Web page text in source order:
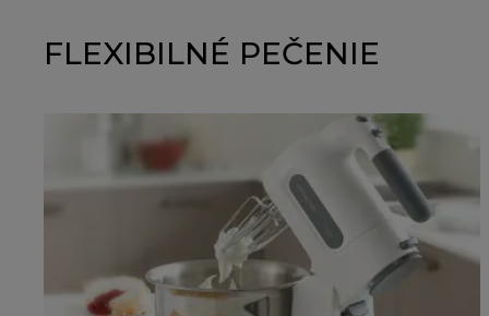
FLEXIBILNÉ PEČENIE